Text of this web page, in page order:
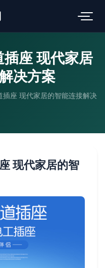
座 现代家居
决方案
插座 现代家居的智能连接解决
现代家居的智